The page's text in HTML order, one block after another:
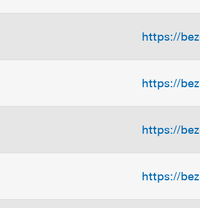
https://
https://
https://
https://